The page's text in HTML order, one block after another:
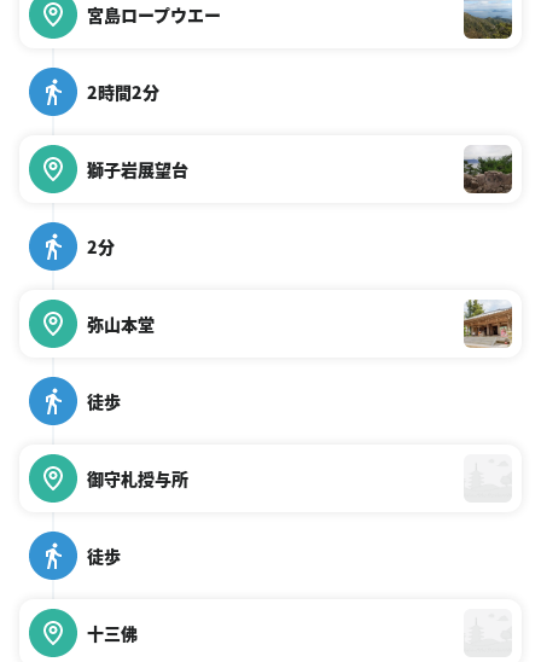
宮島ロープウエー
2時間2分
獅子岩展望台
2分
弥山本堂
徒歩
御守札授与所
徒歩
十三佛